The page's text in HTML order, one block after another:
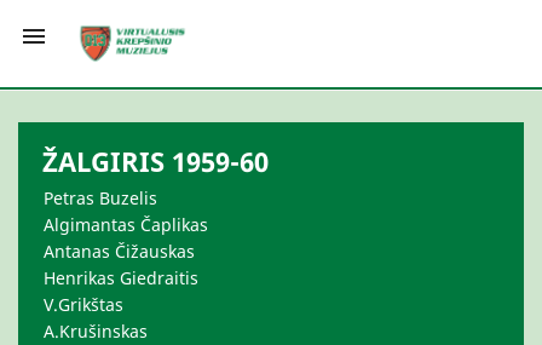

ŽALGIRIS 1959-60
Petras Buzelis
Algimantas Čaplikas
Antanas Čižauskas
Henrikas Giedraitis
V.Grikštas
A.Krušinskas